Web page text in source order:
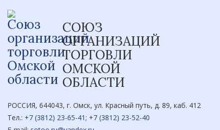
СОЮЗ
ОРГАНИЗАЦИЙ
ТОРГОВЛИ
ОМСКОЙ
ОБЛАСТИ
РОССИЯ, 644043, г. Омск, ул. Красный путь, д. 89, каб. 412
Тел.: +7 (3812) 23-65-41; +7 (3812) 23-52-40